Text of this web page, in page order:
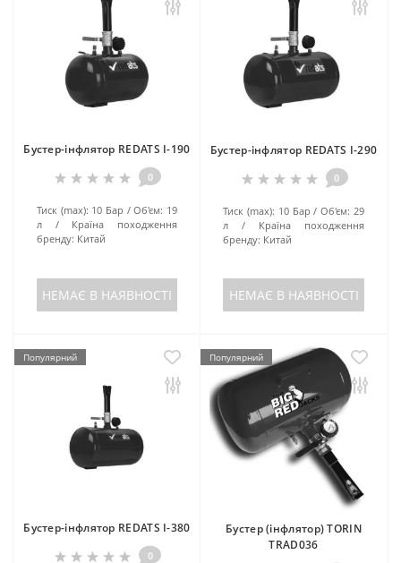
Бустер-інфлятор REDATS I-190
0
Тиск (max): 10 Бар Об'єм: 19
л
Країна походження
бренду: Китай
НЕМАЄ В НАЯВНОСТІ
Бустер-інфлятор REDATS I-290
0
Тиск (max): 10 Бар Об'єм: 29
л
Країна походження
бренду: Китай
НЕМАЄ В НАЯВНОСТІ
Популярний
Бустер-інфлятор REDATS I-380
0
Популярний
Бустер (інфлятор) TORIN
TRAD036